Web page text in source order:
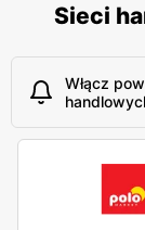
Sieci
Włącz